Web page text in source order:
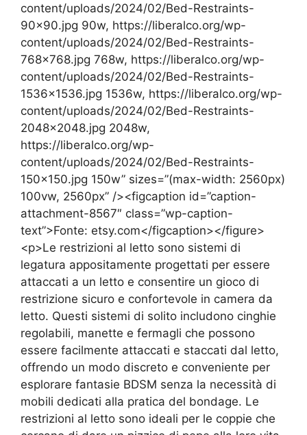
content/uploads/2024/02/Bed-Restraints-
90×90.jpg 90w, https://liberalco.org/wp-
content/uploads/2024/02/Bed-Restraints-
768×768.jpg 768w, https://liberalco.org/wp-
content/uploads/2024/02/Bed-Restraints-
1536×1536.jpg 1536w, https://liberalco.org/wp-
content/uploads/2024/02/Bed-Restraints-
2048×2048.jpg 2048w,
https://liberalco.org/wp-
content/uploads/2024/02/Bed-Restraints-
150×150.jpg 150w” sizes=”(max-width: 2560px)
100vw, 2560px” /><figcaption id=”caption-
attachment-8567″ class=”wp-caption-
text”>Fonte: etsy.com</figcaption></figure>
<p>Le restrizioni al letto sono sistemi di
legatura appositamente progettati per essere
attaccati a un letto e consentire un gioco di
restrizione sicuro e confortevole in camera da
letto. Questi sistemi di solito includono cinghie
regolabili, manette e fermagli che possono
essere facilmente attaccati e staccati dal letto,
offrendo un modo discreto e conveniente per
esplorare fantasie BDSM senza la necessità di
mobili dedicati alla pratica del bondage. Le
restrizioni al letto sono ideali per le coppie che